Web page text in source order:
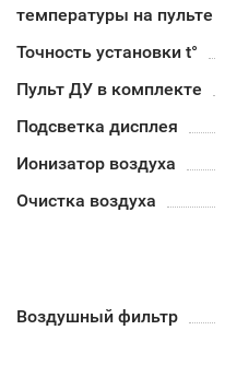
температуры на пульте
Точность установки t°
Пульт ДУ в комплекте
Подсветка дисплея
Ионизатор воздуха
Очистка воздуха
Воздушный фильтр